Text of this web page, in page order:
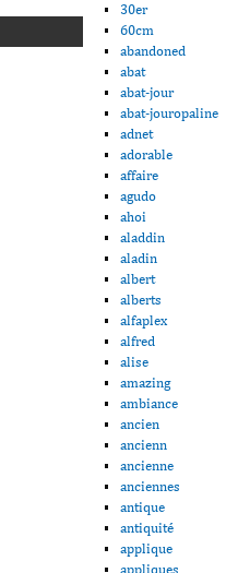
30er
60cm
abandoned
abat
abat-jour
abat-jouropaline
adnet
adorable
affaire
agudo
ahoi
aladdin
aladin
albert
alberts
alfaplex
alfred
alise
amazing
ambiance
ancien
ancienn
ancienne
anciennes
antique
antiquité
applique
appliques